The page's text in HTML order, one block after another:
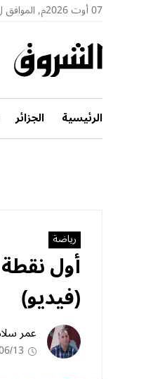
07 أوت 2026م, الموافق ل 22 صفر 1448هـ
الرئيسية الجزائر
رياضة
أول
(فيديو)
عمر
13